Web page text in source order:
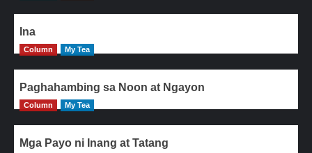
Ina
Column My Tea
Paghahambing sa Noon at Ngayon
Column My Tea
Mga Payo ni Inang at Tatang